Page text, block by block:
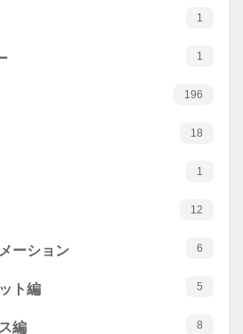
1
1
196
18
1
12
ーション 6
ト編 5
編 8